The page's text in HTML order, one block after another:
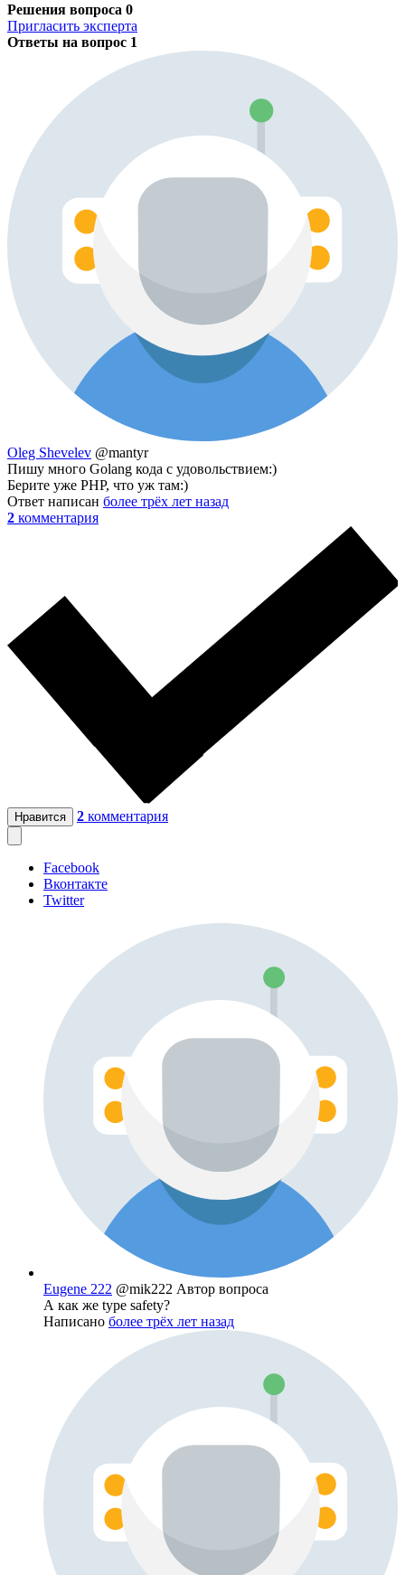
Решения вопроса 0
Пригласить эксперта
Ответы на вопрос 1
Oleg Shevelev @mantyr
Пишу много Golang кода с удовольствием:)
Берите уже PHP, что уж там:)
Ответ написан более трёх лет назад
2 комментария
Нравится 2 комментария
Facebook
Вконтакте
Twitter
Eugene 222 @mik222 Автор вопроса
А как же type safety?
Написано более трёх лет назад